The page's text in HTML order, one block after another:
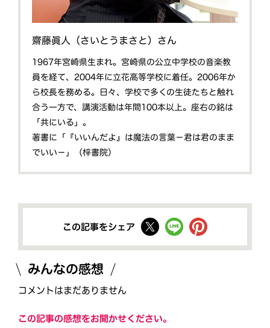
齋藤眞人（さいとうまさと）さん
1967年宮崎県生まれ。宮崎県の公立中学校の音楽教
員を経て、2004年に立花高等学校に着任。2006年か
ら校長を務める。日々、学校で多くの生徒たちと触れ
合う一方で、講演活動は年間100本以上。座右の銘は
「共にいる」。
著書に「『いいんだよ』は魔法の言葉－君は君のまま
でいい－」（梓書院）
この記事をシェア
みんなの感想
コメントはまだありません
この記事の感想をお聞かせください。